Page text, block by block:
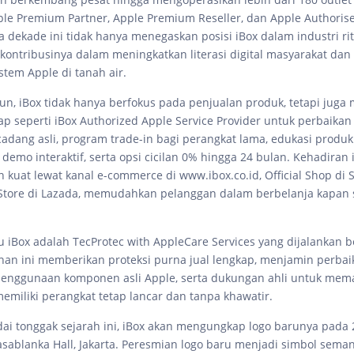
Premium Partner, Apple Premium Reseller, dan Apple
dekade ini tidak hanya menegaskan posisi iBox dalam industri
dalam meningkatkan literasi digital masyarakat
Apple di tanah air.
iBox tidak hanya berfokus pada penjualan produk, tetapi juga
seperti iBox Authorized Apple Service Provider untuk
asli, program trade-in bagi perangkat lama, edukasi
interaktif, serta opsi cicilan 0% hingga 24 bulan. Kehadiran
kuat lewat kanal e-commerce di www.ibox.co.id, Official Shop di
di Lazada, memudahkan pelanggan dalam berbelanja kapan
iBox adalah TecProtec with AppleCare Services yang dijalankan
ini memberikan proteksi purna jual lengkap, menjamin
komponen asli Apple, serta dukungan ahli untuk
perangkat tetap lancar dan tanpa khawatir.
tonggak sejarah ini, iBox akan mengungkap logo barunya pada
Hall, Jakarta. Peresmian logo baru menjadi simbol